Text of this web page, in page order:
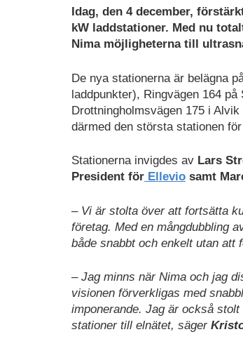
Idag, den 4 december,
kW laddstationer. Med nu
Nima möjligheterna till
De nya stationerna är belägna
laddpunkter), Ringvägen 164
Drottningholmsvägen 175 i
därmed den största stationen
Stationerna invigdes av Lars
President för Ellevio samt
– Vi är stolta över att fortsätta
företag. Med en mångdubbling
både snabbt och enkelt utan att
– Jag minns när Nima och jag
visionen förverkligas med
imponerande. Jag är också
stationer till elnätet, säger